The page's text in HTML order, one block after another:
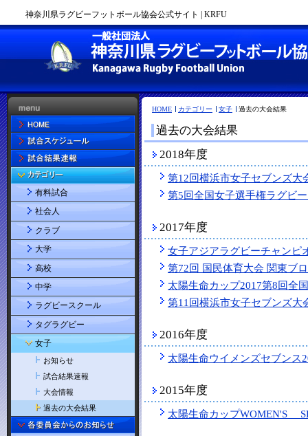
神奈川県ラグビーフットボール協会公式サイト | KRFU
HOME カテゴリー 女子 過去の大会結果
過去の大会結果
2018年度
第12回横浜市女子セブンズ大
第5回全国女子選手権ラグビ
2017年度
女子アジアラグビーチャンピ
第72回 国民体育大会 関東ブ
太陽生命カップ2017第8回全
第11回横浜市女子セブンズ大
2016年度
太陽生命ウイメンズセブンス
2015年度
太陽生命カップWOMEN'S
有料試合
社会人
クラブ
大学
高校
中学
ラグビースクール
タグラグビー
女子
お知らせ
試合結果速報
大会情報
過去の大会結果